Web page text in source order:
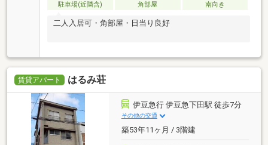
駐車場(近隣含)
角部屋 南向き
二人入居可・角部屋・日当り良好
賃貸アパート はるみ荘
伊豆急行 伊豆急下田駅 徒歩7分
その他の交通
築53年11ヶ月 / 3階建